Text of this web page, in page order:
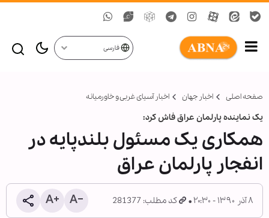
فارسی
صفحه اصلی اخبار جهان اخبار آسیای غربی و خاورمیانه
یک نماینده پارلمان عراق فاش کرد:
همکاری یک مسئول بلندپایه در
انفجار پارلمان عراق
۸ آذر ۱۳۹۰ - ۲۰:۳۰ کد مطلب: 281377